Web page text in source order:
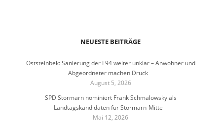
NEUESTE BEITRÄGE
Oststeinbek: Sanierung der L94 weiter unklar – Anwohner und
Abgeordneter machen Druck
August 5, 2026
SPD Stormarn nominiert Frank Schmalowsky als
Landtagskandidaten für Stormarn-Mitte
Mai 12, 2026